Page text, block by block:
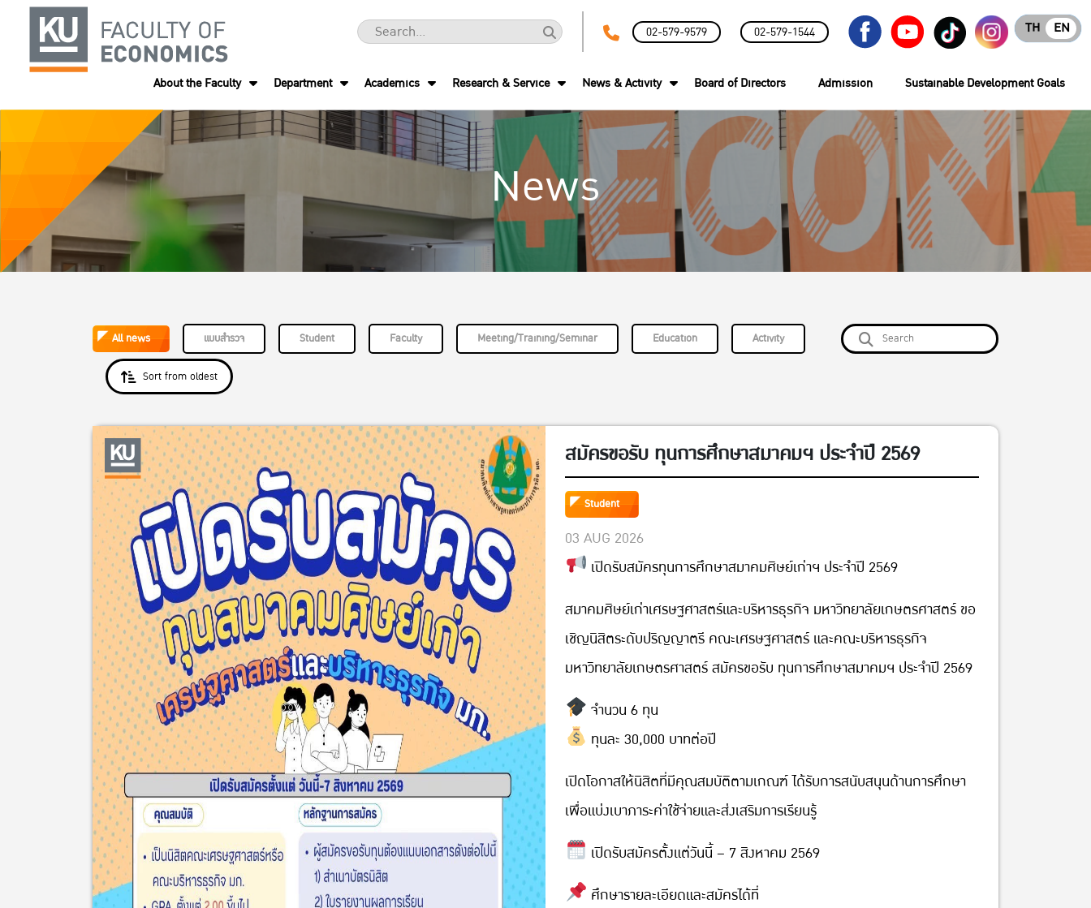
02-579-9579 02-579-1544 EN
TH
About the Faculty Department Academics Research & Service News & Activity Board of Directors Admission Sustainable Development Goals
News
All news แบบสำรวจ Student Faculty Meeting/Training/Seminar Education Activity
Sort from oldest
สมัครขอรับ ทุนการศึกษาสมาคมฯ ประจำปี 2569
Student
03 AUG 2026
เปิดรับสมัครทุนการศึกษาสมาคมศิษย์เก่าฯ ประจำปี 2569
สมาคมศิษย์เก่าเศรษฐศาสตร์และบริหารธุรกิจ มหาวิทยาลัยเกษตรศาสตร์ ขอ
เชิญนิสิตระดับปริญญาตรี คณะเศรษฐศาสตร์ และคณะบริหารธุรกิจ
มหาวิทยาลัยเกษตรศาสตร์ สมัครขอรับ ทุนการศึกษาสมาคมฯ ประจำปี 2569
จำนวน 6 ทุน
ทุนละ 30,000 บาทต่อปี
เปิดโอกาสให้นิสิตที่มีคุณสมบัติตามเกณฑ์ ได้รับการสนับสนุนด้านการศึกษา
เพื่อแบ่งเบาภาระค่าใช้จ่ายและส่งเสริมการเรียนรู้
เปิดรับสมัครตั้งแต่วันนี้ – 7 สิงหาคม 2569
ศึกษารายละเอียดและสมัครได้ที่